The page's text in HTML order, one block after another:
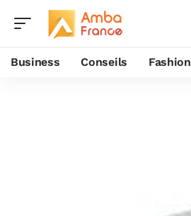
Business Conseils Fashion